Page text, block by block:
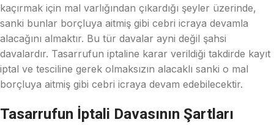
kaçırmak için mal varlığından çıkardığı şeyler üzerinde,
sanki bunlar borçluya aitmiş gibi cebri icraya devamla
alacağını almaktır. Bu tür davalar ayni değil şahsi
davalardır. Tasarrufun iptaline karar verildiği takdirde kayıt
iptal ve tesciline gerek olmaksızın alacaklı sanki o mal
borçluya aitmiş gibi cebri icraya devam edebilecektir.
Tasarrufun İptali Davasının Şartları